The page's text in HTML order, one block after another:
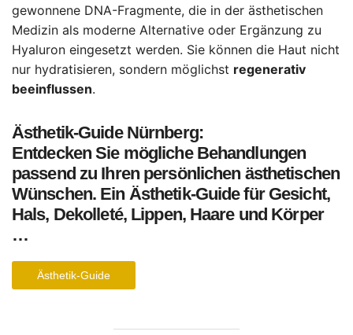
gewonnene DNA-Fragmente, die in der ästhetischen
Medizin als moderne Alternative oder Ergänzung zu
Hyaluron eingesetzt werden. Sie können die Haut nicht
nur hydratisieren, sondern möglichst regenerativ
beeinflussen.
Ästhetik-Guide Nürnberg:
Entdecken Sie mögliche Behandlungen
passend zu Ihren persönlichen ästhetischen
Wünschen. Ein Ästhetik-Guide für Gesicht,
Hals, Dekolleté, Lippen, Haare und Körper
…
Ästhetik-Guide